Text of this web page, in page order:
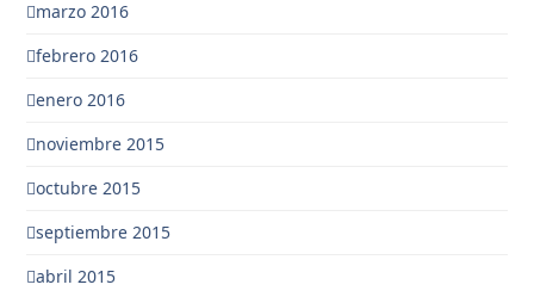
marzo 2016
febrero 2016
enero 2016
noviembre 2015
octubre 2015
septiembre 2015
abril 2015